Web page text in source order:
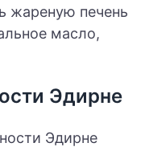
жареную печень
масло,
Эдирне
Эдирне